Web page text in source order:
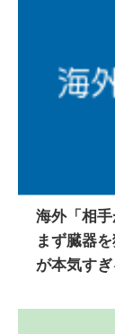
海外「相手
まず臓器
が本気す